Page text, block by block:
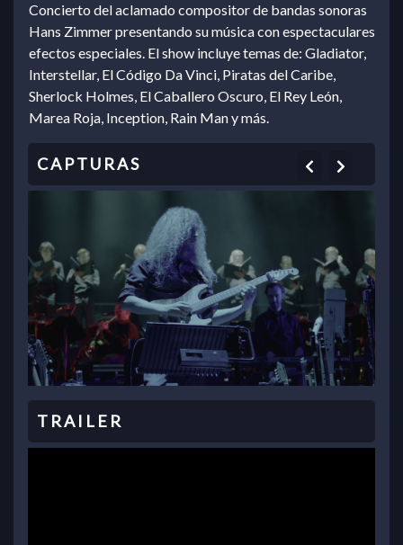
Concierto del aclamado compositor de bandas sonoras
Hans Zimmer presentando su música con espectaculares
efectos especiales. El show incluye temas de: Gladiator,
Interstellar, El Código Da Vinci, Piratas del Caribe,
Sherlock Holmes, El Caballero Oscuro, El Rey León,
Marea Roja, Inception, Rain Man y más.
Previous